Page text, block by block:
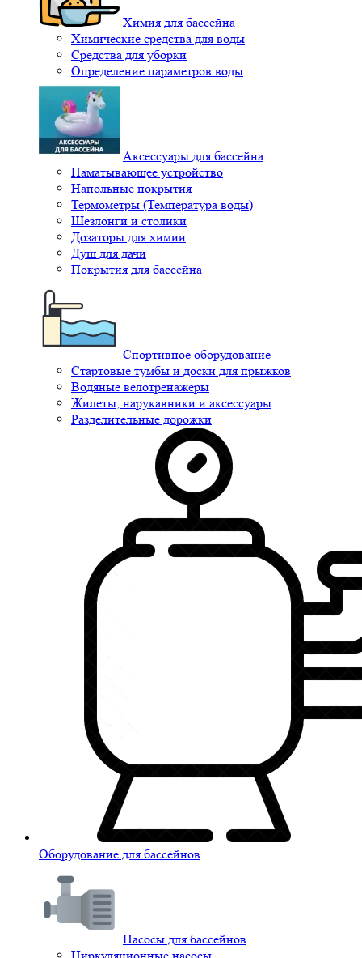
Химия для бассейна
Химические средства для воды
Средства для уборки
Определение параметров воды
Аксессуары для бассейна
Наматывающее устройство
Напольные покрытия
Термометры (Температура воды)
Шезлонги и столики
Дозаторы для химии
Душ для дачи
Покрытия для бассейна
Спортивное оборудование
Стартовые тумбы и доски для прыжков
Водяные велотренажеры
Жилеты, нарукавники и аксессуары
Разделительные дорожки
Оборудование для бассейнов
Насосы для бассейнов